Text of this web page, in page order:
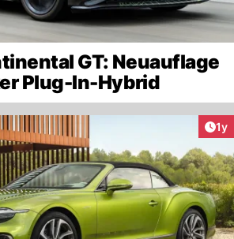
GT: Neuauflage
Plug-In-Hybrid
1y